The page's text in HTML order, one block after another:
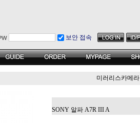
보안 접속
미러리스카메라
SONY 알파 A7R III A